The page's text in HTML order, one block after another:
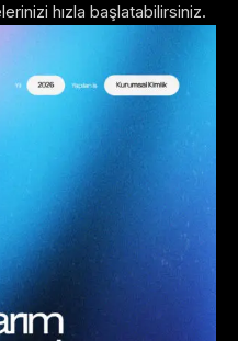
hızla başlatabilirsiniz.